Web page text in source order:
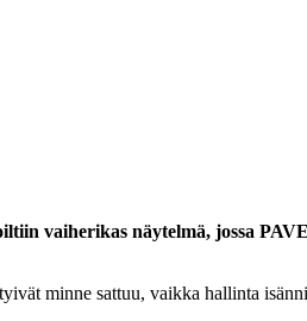
vaiherikas näytelmä, jossa
minne sattuu, vaikka hallinta